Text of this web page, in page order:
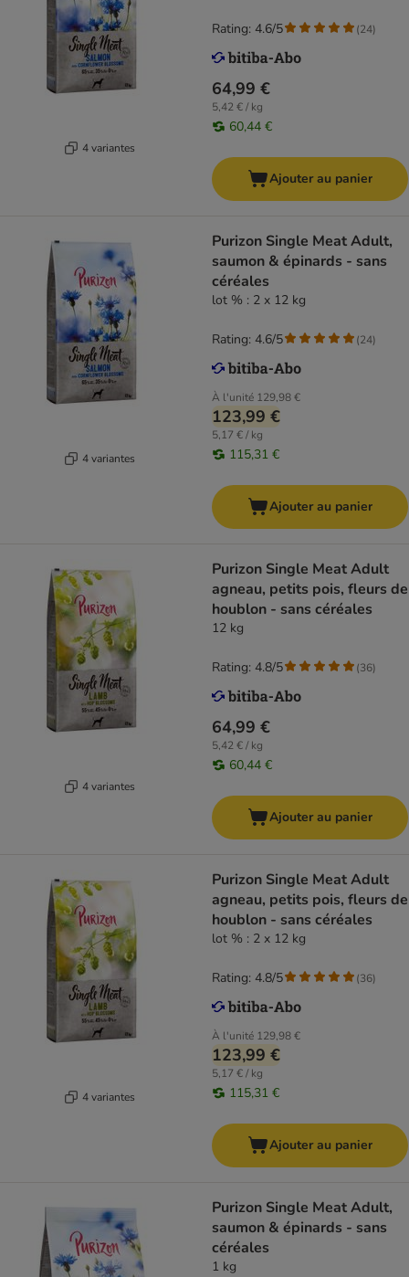
4 variantes
64,99 €
5,42 € / kg
60,44 €
Rating: 4.6/5 (24)
Ajouter au panier
4 variantes
Purizon Single Meat Adult,
saumon & épinards - sans
céréales
lot % : 2 x 12 kg
À l'unité 129,98 €
123,99 €
5,17 € / kg
115,31 €
Rating: 4.6/5 (24)
Ajouter au panier
4 variantes
Purizon Single Meat Adult
agneau, petits pois, fleurs de
houblon - sans céréales
12 kg
64,99 €
5,42 € / kg
60,44 €
Rating: 4.8/5 (36)
Ajouter au panier
4 variantes
Purizon Single Meat Adult
agneau, petits pois, fleurs de
houblon - sans céréales
lot % : 2 x 12 kg
À l'unité 129,98 €
123,99 €
5,17 € / kg
115,31 €
Rating: 4.8/5 (36)
Ajouter au panier
Purizon Single Meat Adult,
saumon & épinards - sans
céréales
1 kg